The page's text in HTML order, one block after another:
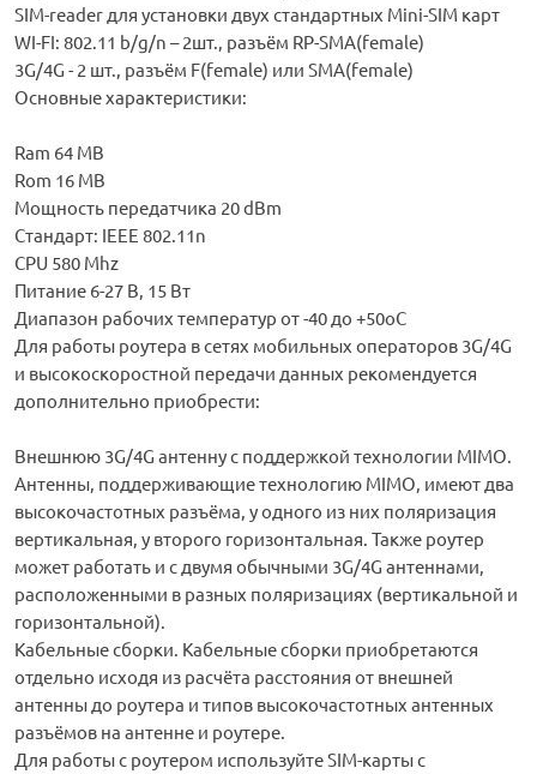
SIM-reader для установки двух стандартных Mini-SIM карт
WI-FI: 802.11 b/g/n – 2шт., разъём RP-SMA(female)
3G/4G - 2 шт., разъём F(female) или SMA(female)
Основные характеристики:
Ram 64 MB
Rom 16 MB
Мощность передатчика 20 dBm
Стандарт: IEEE 802.11n
CPU 580 Mhz
Питание 6-27 В, 15 Вт
Диапазон рабочих температур от -40 до +50оС
Для работы роутера в сетях мобильных операторов 3G/4G
и высокоскоростной передачи данных рекомендуется
дополнительно приобрести:
Внешнюю 3G/4G антенну с поддержкой технологии MIMO.
Антенны, поддерживающие технологию MIMO, имеют два
высокочастотных разъёма, у одного из них поляризация
вертикальная, у второго горизонтальная. Также роутер
может работать и с двумя обычными 3G/4G антеннами,
расположенными в разных поляризациях (вертикальной и
горизонтальной).
Кабельные сборки. Кабельные сборки приобретаются
отдельно исходя из расчёта расстояния от внешней
антенны до роутера и типов высокочастотных антенных
разъёмов на антенне и роутере.
Для работы с роутером используйте SIM-карты с